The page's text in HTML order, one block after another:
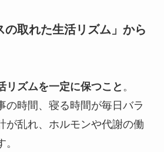
の取れた生活リズム」から
リズムを一定に保つこと 。
の時間、寝る時間が毎日バラ
が乱れ、ホルモンや代謝の働